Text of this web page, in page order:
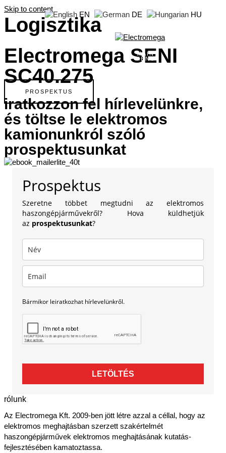
Skip to content
MAIN
MENU
Logisztika
Electromega SENI
SC40.275
PROSPEKTUS
iratkozzon fel hírlevelünkre,
és töltse le elektromos
kamionunkról szóló
prospektusunkat
Prospektus
Szeretne többet megtudni az elektromos
haszongépjárművekről? Hova küldhetjük
az prospektusunkat?
Bármikor leiratkozhat hírlevelünkről.
LETÖLTÉS
rólunk
Az Electromega Kft. 2009-ben jött létre azzal a céllal, hogy az
elektromos meghajtásban szerzett szakértelmét
haszongépjárművek elektromos meghajtásának kutatás-
fejlesztésében kamatoztassa.
EN DE HU